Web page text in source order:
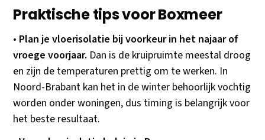
Praktische tips voor Boxmeer
• Plan je vloerisolatie bij voorkeur in het najaar of
vroege voorjaar. Dan is de kruipruimte meestal droog
en zijn de temperaturen prettig om te werken. In
Noord-Brabant kan het in de winter behoorlijk vochtig
worden onder woningen, dus timing is belangrijk voor
het beste resultaat.